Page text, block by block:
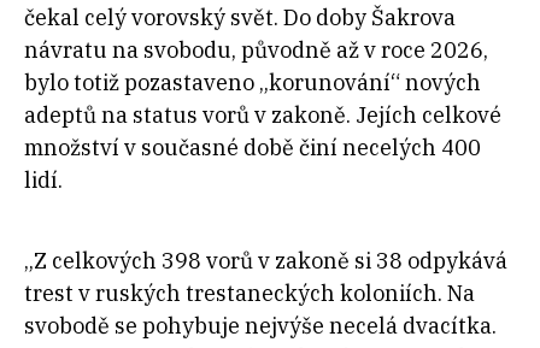
čekal celý vorovský svět. Do doby Šakrova
návratu na svobodu, původně až v roce 2026,
bylo totiž pozastaveno „korunování“ nových
adeptů na status vorů v zakoně. Jejích celkové
množství v současné době činí necelých 400
lidí.
„Z celkových 398 vorů v zakoně si 38 odpykává
trest v ruských trestaneckých koloniích. Na
svobodě se pohybuje nejvýše necelá dvacítka.